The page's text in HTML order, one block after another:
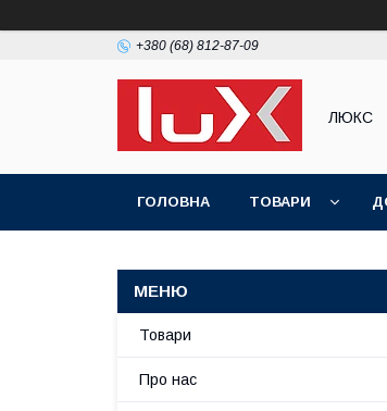
+380 (68) 812-87-09
ЛЮКС
ГОЛОВНА ТОВАРИ
Товари
Про нас